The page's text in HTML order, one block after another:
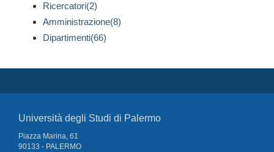
Ricercatori(2)
Amministrazione(8)
Dipartimenti(66)
Università degli Studi di Palermo
Piazza Marina, 61
90133 - PALERMO